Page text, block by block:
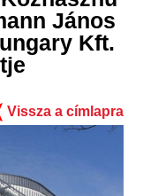
János
Kft.
Vissza a címlapra